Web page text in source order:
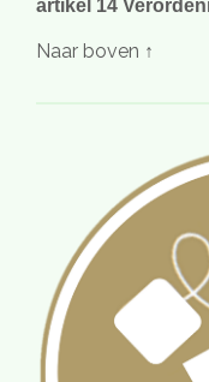
artikel 14
Naar boven ↑